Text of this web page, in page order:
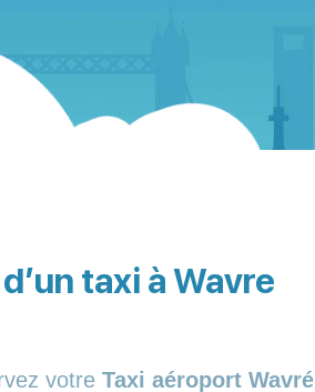
taxi à Wavre
votre Taxi aéroport Wavré